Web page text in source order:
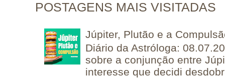
POSTAGENS MAIS VISITADAS
Júpiter, Plutão e a
Diário da Astróloga:
sobre a conjunção entre
interesse que decidi